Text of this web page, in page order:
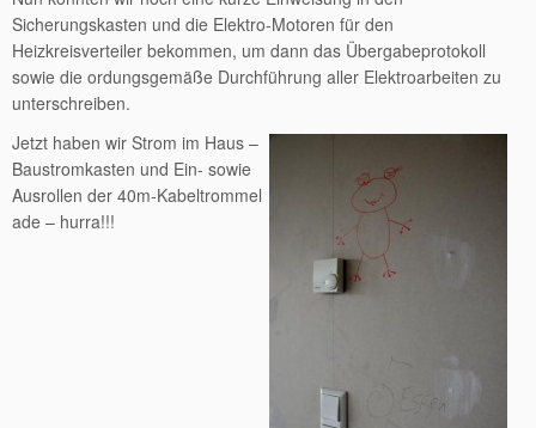
Sicherungskasten und die Elektro-Motoren für den
Heizkreisverteiler bekommen, um dann das Übergabeprotokoll
sowie die ordungsgemäße Durchführung aller Elektroarbeiten zu
unterschreiben.
Jetzt haben wir Strom im Haus –
Baustromkasten und Ein- sowie
Ausrollen der 40m-Kabeltrommel
ade – hurra!!!